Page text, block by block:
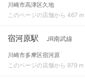
川崎市高津区久地
このページの店舗から 467 m
宿河原駅 JR南武線
川崎市多摩区宿河原
このページの店舗から 979 m